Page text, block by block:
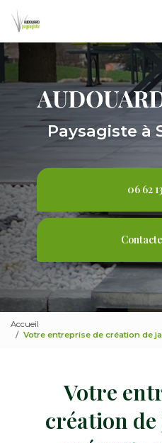
contenu
principal
Paysagiste à
06 62
Accueil
Votre entreprise de création de
Votre
création